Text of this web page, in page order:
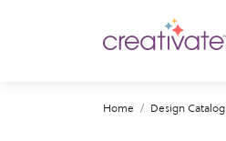
Home Design Catalog